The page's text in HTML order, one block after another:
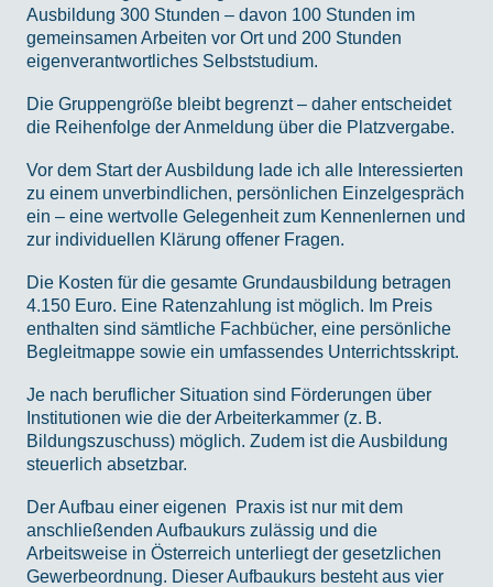
Ausbildung 300 Stunden – davon 100 Stunden im
gemeinsamen Arbeiten vor Ort und 200 Stunden
eigenverantwortliches Selbststudium.
Die Gruppengröße bleibt begrenzt – daher entscheidet
die Reihenfolge der Anmeldung über die Platzvergabe.
Vor dem Start der Ausbildung lade ich alle Interessierten
zu einem unverbindlichen, persönlichen Einzelgespräch
ein – eine wertvolle Gelegenheit zum Kennenlernen und
zur individuellen Klärung offener Fragen.
Die Kosten für die gesamte Grundausbildung betragen
4.150 Euro. Eine Ratenzahlung ist möglich. Im Preis
enthalten sind sämtliche Fachbücher, eine persönliche
Begleitmappe sowie ein umfassendes Unterrichtsskript.
Je nach beruflicher Situation sind Förderungen über
Institutionen wie die der Arbeiterkammer (z. B.
Bildungszuschuss) möglich. Zudem ist die Ausbildung
steuerlich absetzbar.
Der Aufbau einer eigenen Praxis ist nur mit dem
anschließenden Aufbaukurs zulässig und die
Arbeitsweise in Österreich unterliegt der gesetzlichen
Gewerbeordnung. Dieser Aufbaukurs besteht aus vier